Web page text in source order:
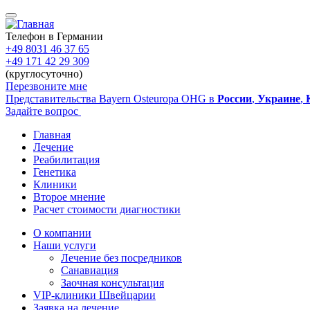
Перейти
к
основному
содержанию
Телефон в Германии
+49 8031 46 37 65
+49 171 42 29 309
(круглосуточно)
Перезвоните мне
Представительства Bayern Osteuropa OHG в России, Украине,
Задайте вопрос
Main
navigation
Главная
Лечение
Реабилитация
Генетика
Клиники
Второе мнение
Расчет стоимости диагностики
Sidebar
О компании
Наши услуги
Лечение без посредников
Санавиация
Заочная консультация
VIP-клиники Швейцарии
Заявка на лечение